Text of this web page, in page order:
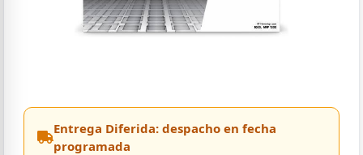
Entrega Diferida: despacho en fecha
programada